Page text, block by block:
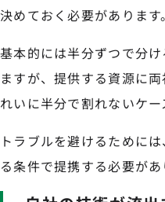
決めておく必要があります。
基本的には半分ずつで分
ますが、提供する資源に
れいに半分で割れないケー
トラブルを避けるために
る条件で提携する必要があ